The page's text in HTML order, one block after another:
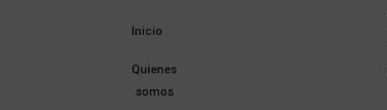
Inicio
Quienes
somos